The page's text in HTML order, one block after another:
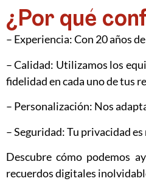
¿Por qué
– Experiencia: Con 20 años
– Calidad: Utilizamos los
fidelidad en cada uno de tus
– Personalización: Nos
– Seguridad: Tu privacidad
Descubre cómo podemos
recuerdos digitales